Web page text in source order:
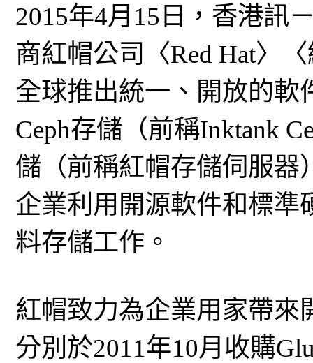
2015年4月15日，香港訊
商紅帽公司〈Red Hat〉
全球推出統一、開放的軟
Ceph存儲（前稱Inktank
儲（前稱紅帽存儲伺服器
企業利用開源軟件和標準
料存儲工作。
紅帽致力為企業用家帶來
分別於2011年10月收購